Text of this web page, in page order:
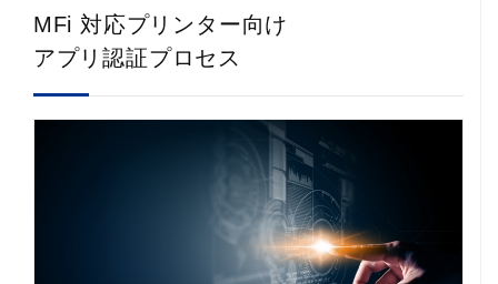
MFi 対応プリンター向け
アプリ認証プロセス